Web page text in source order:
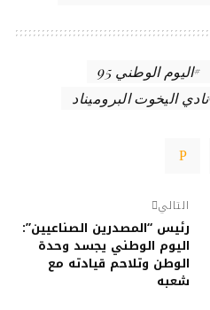
اليوم الوطني 95
نادي اليخوت البروميناد
التالي
رئيس “المصدرين الصناعيين”:
اليوم الوطني يجسد وحدة
الوطن وتلاحم قيادته مع
شعبه